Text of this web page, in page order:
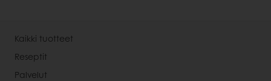
Kaikki tuotteet
Reseptit
Palvelut